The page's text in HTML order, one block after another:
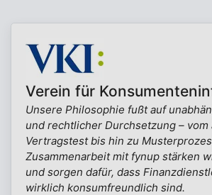
Verein für
Unsere Philosophie fußt auf
und rechtlicher Durchsetzung – vom
Vertragstest bis hin zu
Zusammenarbeit mit fynup stärken
und sorgen dafür, dass
wirklich konsumfreundlich sind.